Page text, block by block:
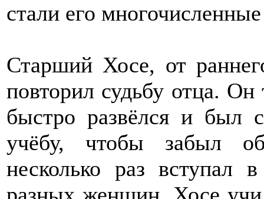
стали его
Старший Хосе, от
повторил судьбу отца.
быстро развёлся и был
учёбу, чтобы забыл
несколько раз вступал